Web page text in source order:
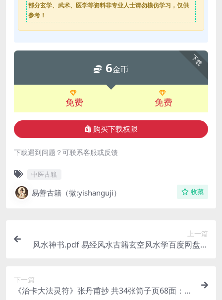
部分玄学、武术、医学等资料非专业人士请勿模仿学习，仅供
参考！
下载
6金币
免费 免费
购买下载权限
下载遇到问题？可联系客服或反馈
中医古籍
易善古籍（微:yishanguji） 收藏
上一篇
风水神书.pdf 易经风水古籍玄空风水学百度网盘下
下一篇
《治卡大法灵符》张丹甫抄 共34张筒子页68面：治